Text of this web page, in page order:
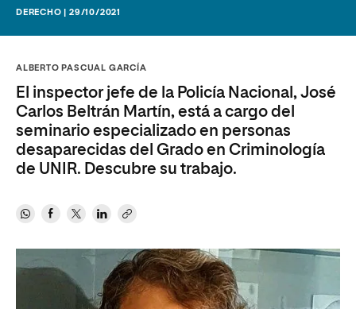
DERECHO | 29/10/2021
ALBERTO PASCUAL GARCÍA
El inspector jefe de la Policía Nacional, José
Carlos Beltrán Martín, está a cargo del
seminario especializado en personas
desaparecidas del Grado en Criminología
de UNIR. Descubre su trabajo.